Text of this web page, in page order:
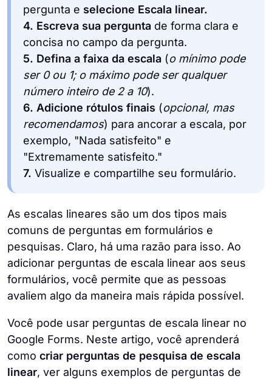
pergunta e selecione Escala linear.
4. Escreva sua pergunta de forma clara e
concisa no campo da pergunta.
5. Defina a faixa da escala (o mínimo pode
ser 0 ou 1; o máximo pode ser qualquer
número inteiro de 2 a 10).
6. Adicione rótulos finais (opcional, mas
recomendamos) para ancorar a escala, por
exemplo, "Nada satisfeito" e
"Extremamente satisfeito."
7. Visualize e compartilhe seu formulário.
As escalas lineares são um dos tipos mais
comuns de perguntas em formulários e
pesquisas. Claro, há uma razão para isso. Ao
adicionar perguntas de escala linear aos seus
formulários, você permite que as pessoas
avaliem algo da maneira mais rápida possível.
Você pode usar perguntas de escala linear no
Google Forms. Neste artigo, você aprenderá
como criar perguntas de pesquisa de escala
linear, ver alguns exemplos de perguntas de